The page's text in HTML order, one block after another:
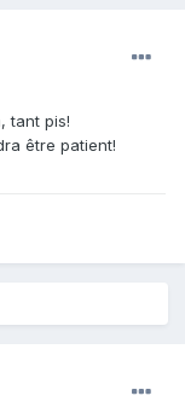
tant pis!
être patient!